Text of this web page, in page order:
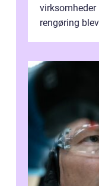
virksomheder
rengøring